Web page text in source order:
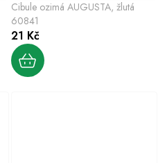
Cibule ozimá AUGUSTA, žlutá
60841
21 Kč